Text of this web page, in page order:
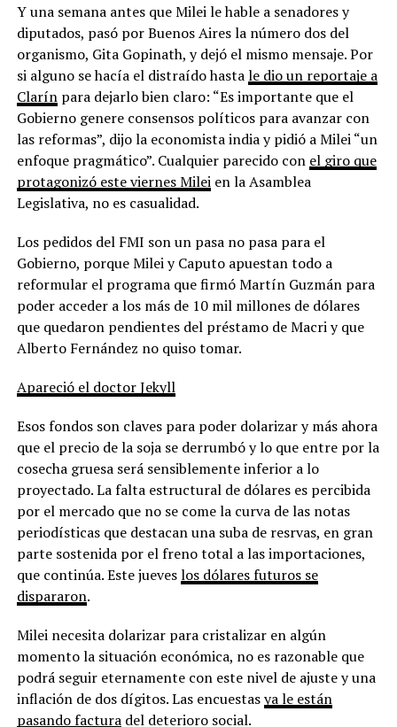
Y una semana antes que Milei le hable a senadores y
diputados, pasó por Buenos Aires la número dos del
organismo, Gita Gopinath, y dejó el mismo mensaje. Por
si alguno se hacía el distraído hastale dio un reportaje a
Clarínpara dejarlo bien claro: “Es importante que el
Gobierno genere consensos políticos para avanzar con
las reformas”, dijo la economista india y pidió a Milei “un
enfoque pragmático”. Cualquier parecido con el giro que
protagonizó este viernes Mileien la Asamblea
Legislativa, no es casualidad.
Los pedidos del FMI son un pasa no pasa para el
Gobierno, porque Milei y Caputo apuestan todo a
reformular el programa que firmó Martín Guzmán para
poder acceder a los más de 10 mil millones de dólares
que quedaron pendientes del préstamo de Macri y que
Alberto Fernández no quiso tomar.
Apareció el doctor Jekyll
Esos fondos son claves para poder dolarizar y más ahora
que el precio de la soja se derrumbó y lo que entre por la
cosecha gruesa será sensiblemente inferior a lo
proyectado. La falta estructural de dólares es percibida
por el mercado que no se come la curva de las notas
periodísticas que destacan una suba de resrvas, en gran
parte sostenida por el freno total a las importaciones,
que continúa. Este jueveslos dólares futuros se
dispararon.
Milei necesita dolarizar para cristalizar en algún
momento la situación económica, no es razonable que
podrá seguir eternamente con este nivel de ajuste y una
inflación de dos dígitos. Las encuestasya le están
pasando facturadel deterioro social.